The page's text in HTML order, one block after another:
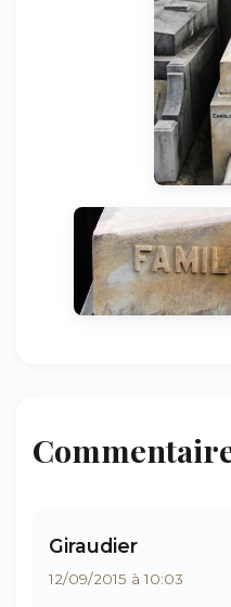
Giraudier
12/09/2015 à 10:03